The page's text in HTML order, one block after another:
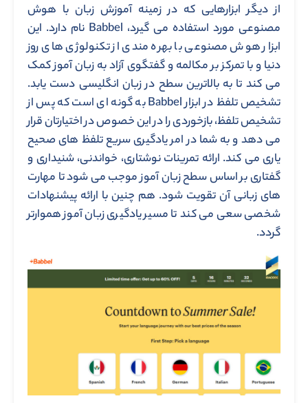
از دیگر ابزارهایی که در زمینه آموزش زبان با هوش
مصنوعی مورد استفاده می گیرد، Babbel نام دارد. این
ابزار هوش مصنوعی با بهره مندی از تکنولوژی های روز
دنیا و با تمرکز بر مکالمه و گفتگوی آزاد به زبان آموز کمک
می کند تا به بالاترین سطح در زبان انگلیسی دست یابد.
تشخیص تلفظ در ابزار Babbel به گونه ای است که پس از
تشخیص تلفظ، بازخوردی را در این خصوص در اختیارتان قرار
می دهد و به شما در امر یادگیری سریع تلفظ های صحیح
یاری می کند. ارائه تمرینات نوشتاری، خواندنی، شنیداری و
گفتاری بر اساس سطح زبان آموز موجب می شود تا مهارت
های زبانی آن تقویت شود. هم چنین با ارائه پیشنهادات
شخصی سعی می کند تا مسیر یادگیری زبان آموز هموارتر
گردد.